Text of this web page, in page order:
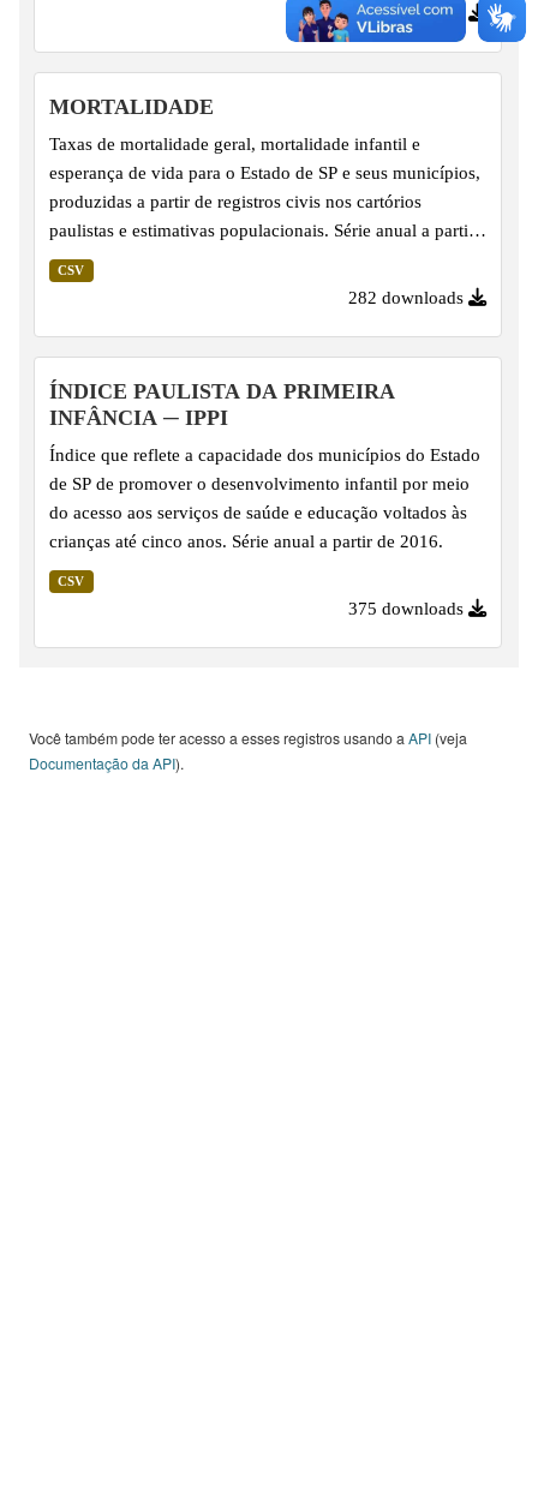
733 downloads
MORTALIDADE
Taxas de mortalidade geral, mortalidade infantil e
esperança de vida para o Estado de SP e seus municípios,
produzidas a partir de registros civis nos cartórios
paulistas e estimativas populacionais. Série anual a partir
de 2000.
CSV
282 downloads
ÍNDICE PAULISTA DA PRIMEIRA
INFÂNCIA ─ IPPI
Índice que reflete a capacidade dos municípios do Estado
de SP de promover o desenvolvimento infantil por meio
do acesso aos serviços de saúde e educação voltados às
crianças até cinco anos. Série anual a partir de 2016.
CSV
375 downloads
Você também pode ter acesso a esses registros usando a API (veja
Documentação da API).